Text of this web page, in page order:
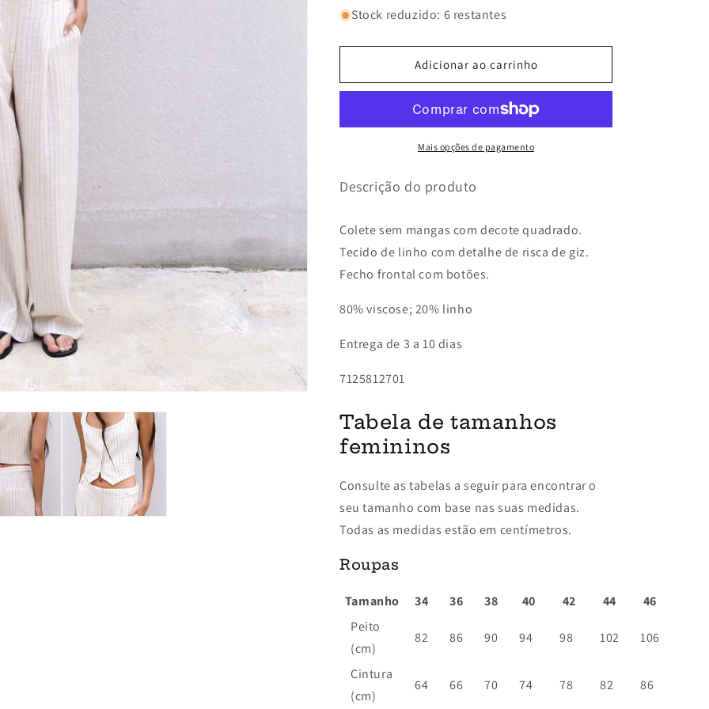
quantidade
COLETE
LINHO
LISTRAS
DIPLOMÁTICAS
quantidade
COLETE
DE
LINHO
LISTRAS
DIPLOMÁTICAS
Stock reduzido: 6 restantes
Adicionar ao carrinho
Mais opções de pagamento
Descrição do produto
Colete sem mangas com decote quadrado.
Tecido de linho com detalhe de risca de giz.
Fecho frontal com botões.
80% viscose; 20% linho
Entrega de 3 a 10 dias
7125812701
Tabela de tamanhos
femininos
Consulte as tabelas a seguir para encontrar o
seu tamanho com base nas suas medidas.
Todas as medidas estão em centímetros.
Roupas
Tamanho 34 36 38 40 42 44
46
Peito
(cm)
82 86 90 94 98 102 106
Cintura
(cm)
64 66 70 74 78 82 86